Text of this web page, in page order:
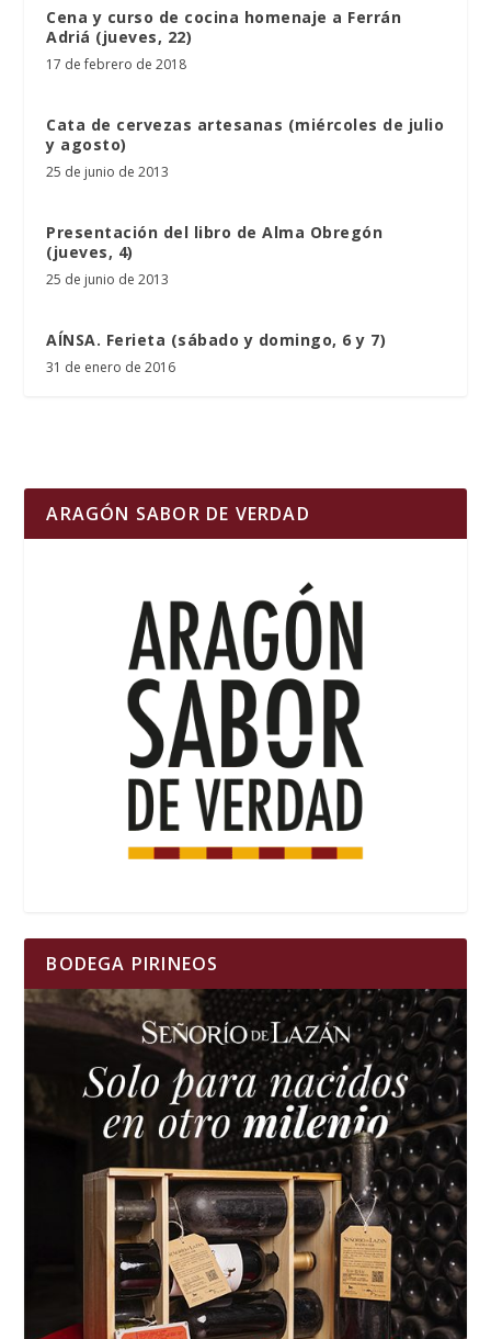
Cena y curso de cocina homenaje a Ferrán
Adriá (jueves, 22)
17 de febrero de 2018
Cata de cervezas artesanas (miércoles de julio
y agosto)
25 de junio de 2013
Presentación del libro de Alma Obregón
(jueves, 4)
25 de junio de 2013
AÍNSA. Ferieta (sábado y domingo, 6 y 7)
31 de enero de 2016
ARAGÓN SABOR DE VERDAD
BODEGA PIRINEOS